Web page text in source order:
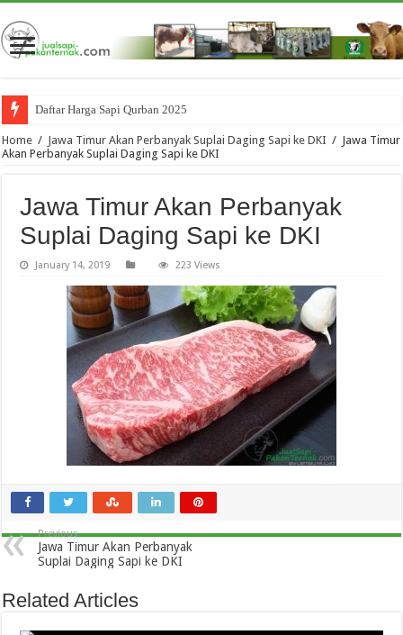
Daftar Harga Sapi Qurban 2025
Home / Jawa Timur Akan Perbanyak Suplai Daging Sapi ke DKI / Jawa Timur
Akan Perbanyak Suplai Daging Sapi ke DKI
Jawa Timur Akan Perbanyak
Suplai Daging Sapi ke DKI
January 14, 2019 223 Views
Previous
Jawa Timur Akan Perbanyak
Suplai Daging Sapi ke DKI
Related Articles